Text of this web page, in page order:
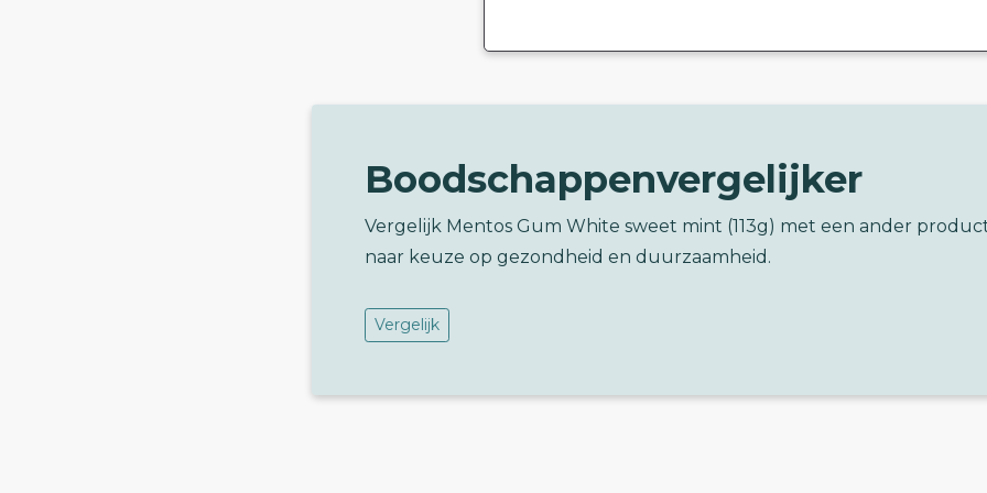
Boodschappenvergelijker
Vergelijk Mentos Gum White sweet mint (113g) met een ander
naar keuze op gezondheid en duurzaamheid.
Vergelijk